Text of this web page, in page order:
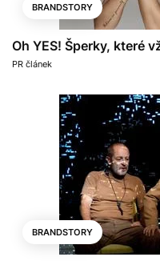
BRANDSTORY
Oh YES! Šperky, které
PR článek
BRANDSTORY